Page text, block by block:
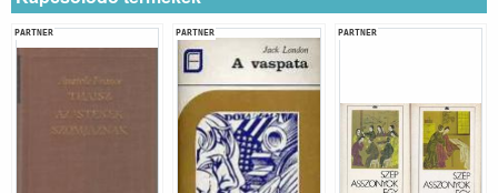
PARTNER PARTNER PARTNER